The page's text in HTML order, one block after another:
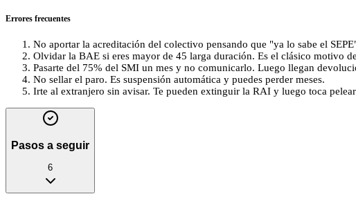
Errores frecuentes
No aportar la acreditación del colectivo pensando que "ya lo sabe el
Olvidar la BAE si eres mayor de 45 larga duración. Es el clásico motivo
Pasarte del 75% del SMI un mes y no comunicarlo. Luego llegan
No sellar el paro. Es suspensión automática y puedes perder meses.
Irte al extranjero sin avisar. Te pueden extinguir la RAI y luego toca
Pasos a seguir
6